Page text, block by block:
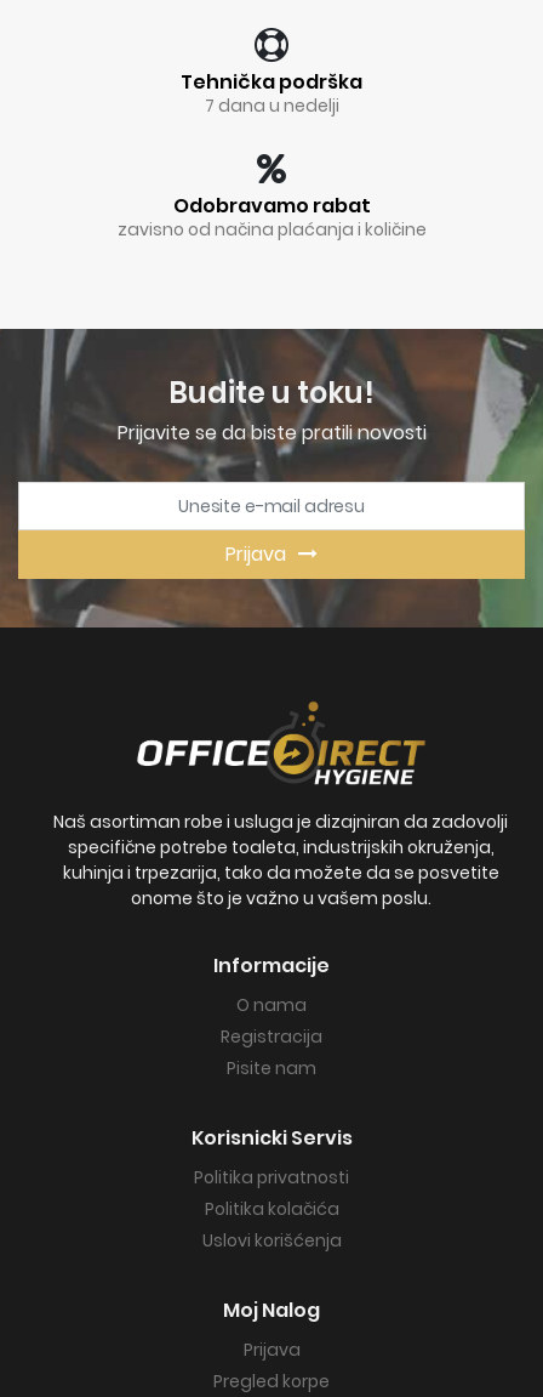
Tehnička podrška
7 dana u nedelji
Odobravamo rabat
zavisno od načina plaćanja i količine
Budite u toku!
Prijavite se da biste pratili novosti
Prijava
Naš asortiman robe i usluga je dizajniran da zadovolji
specifične potrebe toaleta, industrijskih okruženja,
kuhinja i trpezarija, tako da možete da se posvetite
onome što je važno u vašem poslu.
Informacije
O nama
Registracija
Pisite nam
Korisnicki Servis
Politika privatnosti
Politika kolačića
Uslovi korišćenja
Moj Nalog
Prijava
Pregled korpe